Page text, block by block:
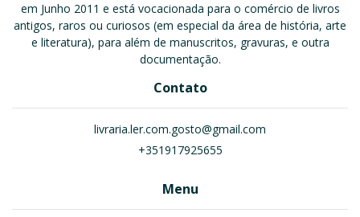
em Junho 2011 e está vocacionada para o comércio de livros
antigos, raros ou curiosos (em especial da área de história, arte
e literatura), para além de manuscritos, gravuras, e outra
documentação.
Contato
livraria.ler.com.gosto@gmail.com
+351917925655
Menu